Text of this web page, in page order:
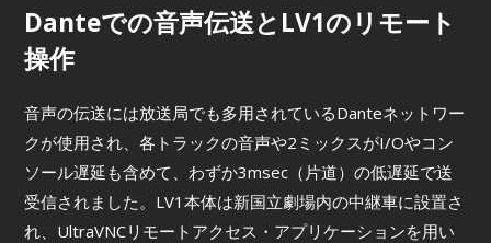
Danteでの音声伝送とLV1のリモート
操作
音声の伝送には放送局でも多用されているDanteネットワー
クが使用され、各トラックの音声や2ミックスがI/Oやコン
ソール遅延も含めて、わずか3msec（片道）の低遅延で送
受信されました。LV1本体は新国立劇場内の中継車に設置さ
れ、UltraVNCリモートアクセス・アプリケーションを用い